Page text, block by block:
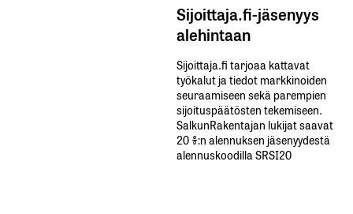
Sijoittaja.fi-jäsenyys
alehintaan
Sijoittaja.fi tarjoaa kattavat
työkalut ja tiedot markkinoiden
seuraamiseen sekä parempien
sijoituspäätösten tekemiseen.
SalkunRakentajan lukijat saavat
20 %:n alennuksen jäsenyydestä
alennuskoodilla SRSI20